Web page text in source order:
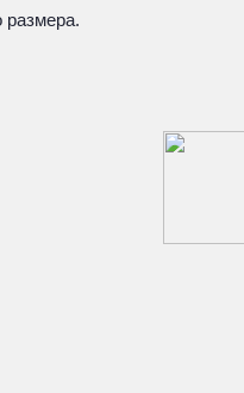
размера.